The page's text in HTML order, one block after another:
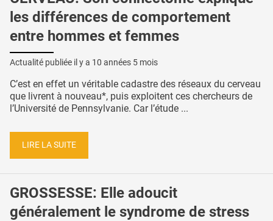
les différences de comportement
entre hommes et femmes
Actualité publiée il y a 10 années 5 mois
C’est en effet un véritable cadastre des réseaux du cerveau
que livrent à nouveau*, puis exploitent ces chercheurs de
l’Université de Pennsylvanie. Car l’étude ...
LIRE LA SUITE
GROSSESSE: Elle adoucit
généralement le syndrome de stress